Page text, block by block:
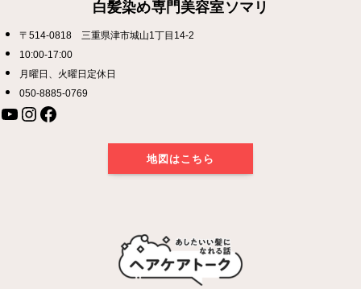
白髪染め専門美容室ソマリ
〒514-0818 三重県津市城山1丁目14-2
10:00-17:00
月曜日、火曜日定休日
050-8885-0769
YouTube Instagram Facebook
地図はこちら